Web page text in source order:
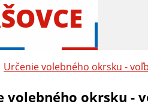
Určenie volebného okrsku -
volebného okrsku -